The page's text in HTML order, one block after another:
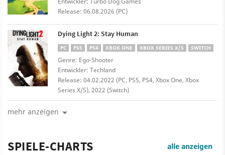
Release: 06.08.2026 (PC)
Dying Light 2: Stay Human
PC PS5 PS4 XBOX ONE XBOX SERIES X/S SWITCH
Genre: Ego-Shooter
Entwickler: Techland
Release: 04.02.2022 (PC, PS5, PS4, Xbox One, Xbox
Series X/S), 2022 (Switch)
mehr anzeigen
SPIELE-CHARTS alle anzeigen